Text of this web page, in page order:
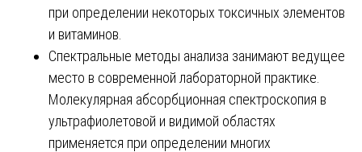
при определении некоторых токсичных элементов
и витаминов.
Спектральные методы анализа занимают ведущее
место в современной лабораторной практике.
Молекулярная абсорбционная спектроскопия в
ультрафиолетовой и видимой областях
применяется при определении многих